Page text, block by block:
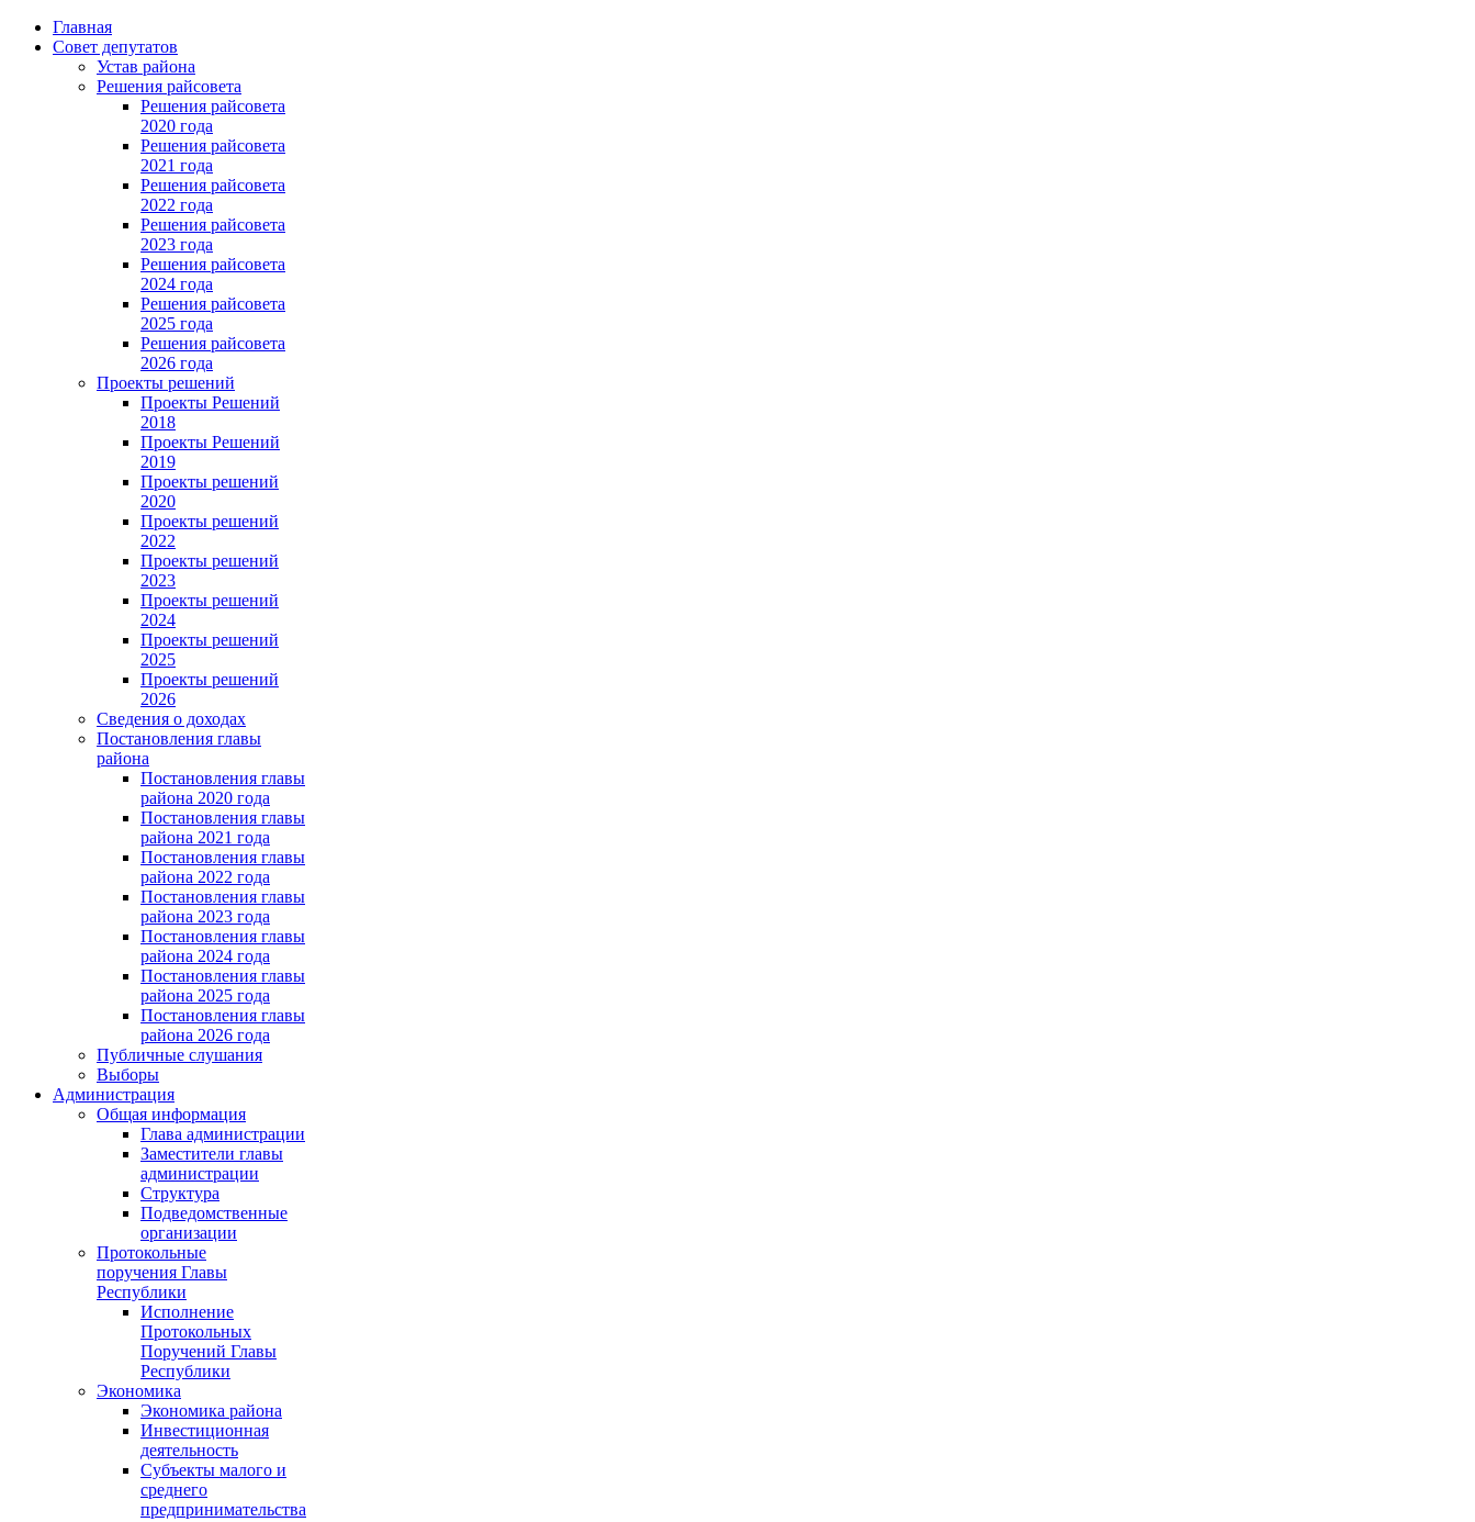
Главная
Совет депутатов
Устав района
Решения райсовета
Решения райсовета
2020 года
Решения райсовета
2021 года
Решения райсовета
2022 года
Решения райсовета
2023 года
Решения райсовета
2024 года
Решения райсовета
2025 года
Решения райсовета
2026 года
Проекты решений
Проекты Решений
2018
Проекты Решений
2019
Проекты решений
2020
Проекты решений
2022
Проекты решений
2023
Проекты решений
2024
Проекты решений
2025
Проекты решений
2026
Сведения о доходах
Постановления главы
района
Постановления главы
района 2020 года
Постановления главы
района 2021 года
Постановления главы
района 2022 года
Постановления главы
района 2023 года
Постановления главы
района 2024 года
Постановления главы
района 2025 года
Постановления главы
района 2026 года
Публичные слушания
Выборы
Администрация
Общая информация
Глава администрации
Заместители главы
администрации
Структура
Подведомственные
организации
Протокольные
поручения Главы
Республики
Исполнение
Протокольных
Поручений Главы
Республики
Экономика
Экономика района
Инвестиционная
деятельность
Субъекты малого и
среднего
предпринимательства